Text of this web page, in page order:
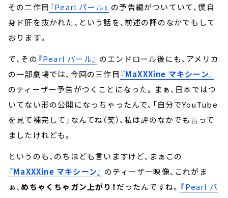
その二作目 『Pearl パール』 の予告編がついていて、僕自
身ド肝を抜かれた、という話を、前述の評のなかでもして
おります。
で、その 『Pearl パール』 のエンドロール後にも、アメリカ
の一部劇場では、今回の三作目 『MaXXXine マキシーン』
のティーザー予告がつくことになった。まぁ、日本ではつ
いてない形の公開になっちゃったんで、「自分でYouTube
を見て補完して」なんてね（笑）、私は評のなかでも言って
ましたけれども。
というのも、のちほども言いますけど、まぁこの
『MaXXXine マキシーン』 のティーザー映像、これがま
ぁ、 めちゃくちゃガン上がり！だったんですね。 『Pearl パ